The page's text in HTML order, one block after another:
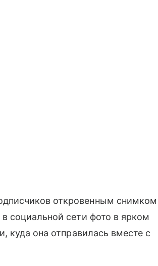
откровенным снимком
социальной сети фото в ярком
куда она отправилась вместе с